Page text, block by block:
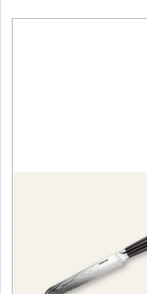
Nože NAKIRI
Doplňky k nožům
Vodní filtry a